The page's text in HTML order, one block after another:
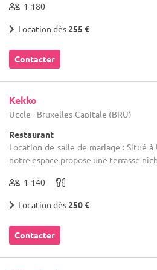
1-180
Location dès255 €
Contacter
Kekko
Uccle - Bruxelles-Capitale (BRU)
Restaurant
Location de salle de mariage : Situé
notre espace propose une terrasse
1-140
Location dès250 €
Contacter